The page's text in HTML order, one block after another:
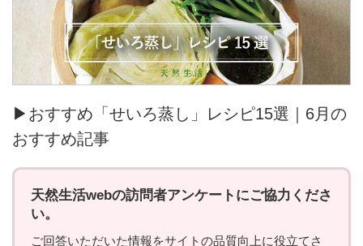
▶おすすめ「せいろ蒸し」レシピ15選｜6月の
おすすめ記事